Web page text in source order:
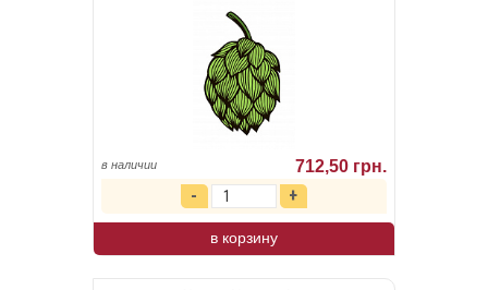
в наличии 712,50 грн.
в корзину